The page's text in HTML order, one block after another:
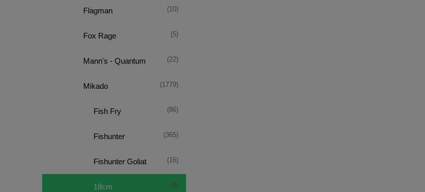
Flagman (10)
Fox Rage (5)
Mann's - Quantum (22)
Mikado (1779)
Fish Fry (86)
Fishunter (365)
Fishunter Goliat (16)
18cm (9)